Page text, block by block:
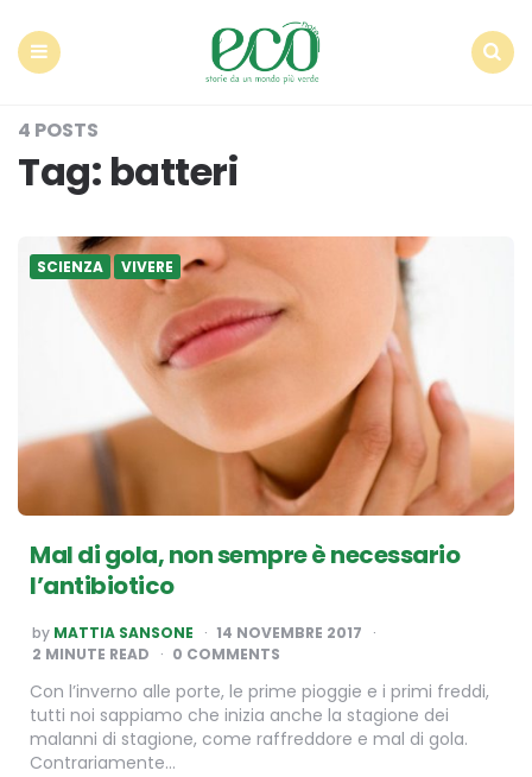
4 POSTS
Tag: batteri
SCIENZA VIVERE
Mal di gola, non sempre è necessario
l’antibiotico
POSTED
BY
by MATTIA SANSONE
14 NOVEMBRE 2017
2 MINUTE READ 0 COMMENTS
Con l’inverno alle porte, le prime pioggie e i primi freddi,
tutti noi sappiamo che inizia anche la stagione dei
malanni di stagione, come raffreddore e mal di gola.
Contrariamente…